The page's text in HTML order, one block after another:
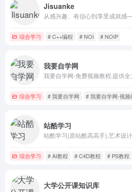
Jisuanke
综合学习 # C++编程 # NOI # NOIP
我要自学网
综合学习 # 我要自学网 # 我要自学网-视
站酷学习
综合学习 # AI教程 # C4D教程 # PS教程
大学公开课知识库